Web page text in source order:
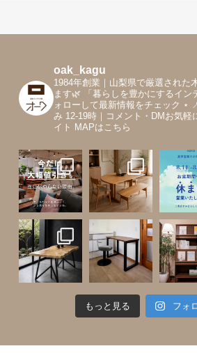
oak_kagu
1984年創業｜山梨県で厳選された
ます🌿 「暮らしを豊かにするイン
ォローして最新情報をチェック ⋆
み 12-19時｜コメント・DMお気軽
イト MAPはこちら
もっと見る フォ